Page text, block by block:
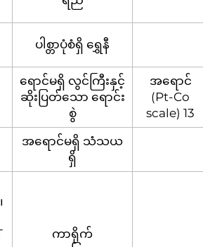
ပါစ္တာပုံစံရှိ ရွှေနီ
ရောင်မရှိ လွင်ကြီးနှင့်
ဆိုးပြတ်သော ရောင်း
စွဲ
အရောင်
(Pt-Co
scale) 13
အရောင်မရှိ သံသယ
ရှိ
ကာရိုက်